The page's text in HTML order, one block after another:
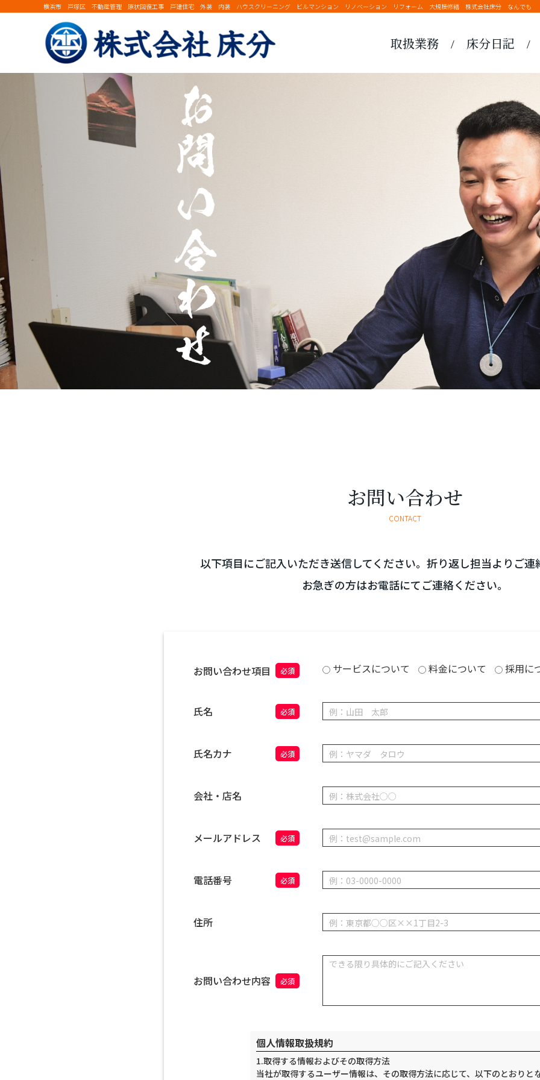
横浜市 戸塚区 不動産管理 原状回復工事 戸建住宅 外装 内装 ハウスクリーニング ビルマンション リノベーション リフォーム 大規模修繕 株式会社床分 なんでも
取扱業務 床分日記
お問い合わせ
CONTACT
以下項目にご記入いただき送信してください。折り返し担当よりご連
お急ぎの方はお電話にてご連絡ください。
お問い合わせ項目 必須 サービスについて 料金について 採用に
氏名 必須
氏名カナ 必須
会社・店名
メールアドレス 必須
電話番号 必須
住所
お問い合わせ内容 必須
個人情報取扱規約
1.取得する情報およびその取得方法
当社が取得するユーザー情報は、その取得方法に応じて、以下のとおりと